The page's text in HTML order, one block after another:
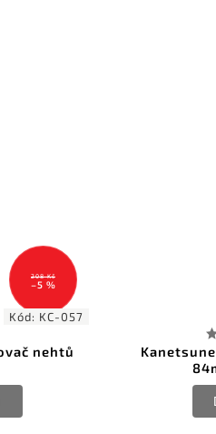
Kód:
Zastřihovač nehtů